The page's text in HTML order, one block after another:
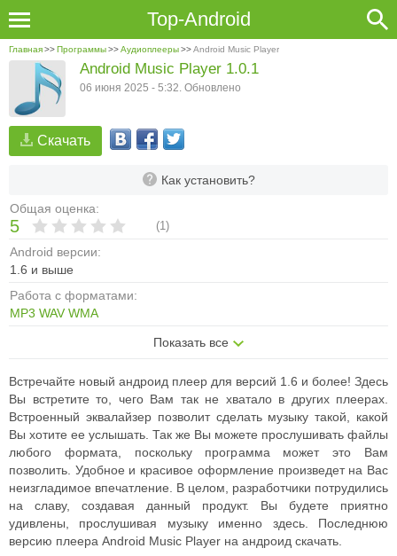
Top-Android
Главная>>Программы>>Аудиоплееры>>Android Music Player
Скачать
Как установить?
Общая оценка:
5 (1)
Android версии:
1.6 и выше
Работа с форматами:
MP3 WAV WMA
Показать все
Android Music Player 1.0.1
06 июня 2025 - 5:32. Обновлено
Встречайте новый андроид плеер для версий 1.6 и более! Здесь
Вы встретите то, чего Вам так не хватало в других плеерах.
Встроенный эквалайзер позволит сделать музыку такой, какой
Вы хотите ее услышать. Так же Вы можете прослушивать файлы
любого формата, поскольку программа может это Вам
позволить. Удобное и красивое оформление произведет на Вас
неизгладимое впечатление. В целом, разработчики потрудились
на славу, создавая данный продукт. Вы будете приятно
удивлены, прослушивая музыку именно здесь. Последнюю
версию плеера Android Music Player на андроид скачать.